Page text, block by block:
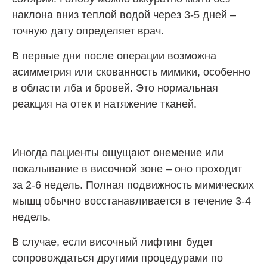
наклона вниз теплой водой через 3-5 дней –
точную дату определяет врач.
В первые дни после операции возможна
асимметрия или скованность мимики, особенно
в области лба и бровей. Это нормальная
реакция на отек и натяжение тканей.
Иногда пациенты ощущают онемение или
покалывание в височной зоне – оно проходит
за 2-6 недель. Полная подвижность мимических
мышц обычно восстанавливается в течение 3-4
недель.
В случае, если височный лифтинг будет
сопровождаться другими процедурами по